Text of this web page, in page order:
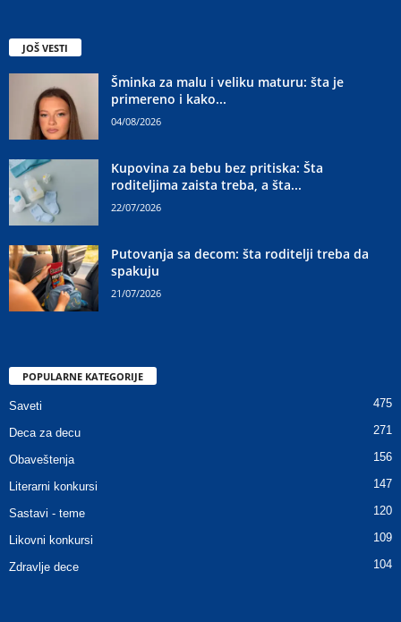
JOŠ VESTI
Šminka za malu i veliku maturu: šta je
primereno i kako...
04/08/2026
Kupovina za bebu bez pritiska: Šta
roditeljima zaista treba, a šta...
22/07/2026
Putovanja sa decom: šta roditelji treba da
spakuju
21/07/2026
POPULARNE KATEGORIJE
Saveti 475
Deca za decu 271
Obaveštenja 156
Literarni konkursi 147
Sastavi - teme 120
Likovni konkursi 109
Zdravlje dece 104